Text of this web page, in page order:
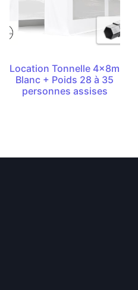
Location Tonnelle 4x8m
Blanc + Poids 28 à 35
personnes assises